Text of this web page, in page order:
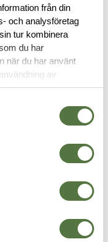
från din
och analysföretag
tur kombinera
du har
när du har använt
av
av